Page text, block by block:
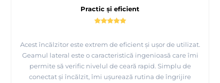
Practic și eficient
Acest încălzitor este extrem de eficient și ușor de utilizat.
Geamul lateral este o caracteristică ingenioasă care îmi
permite să verific nivelul de ceară rapid. Simplu de
conectat și încălzit, îmi ușurează rutina de îngrijire